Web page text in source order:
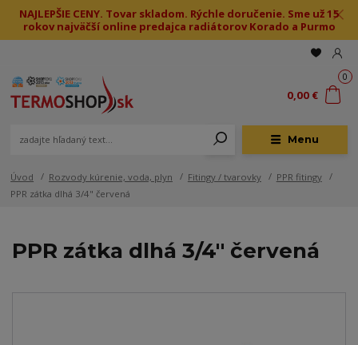
NAJLEPŠIE CENY. Tovar skladom. Rýchle doručenie. Sme už 15
rokov najväčší online predajca radiátorov Korado a Purmo
Menu
0
0,00 €
Úvod Rozvody kúrenie, voda, plyn Fitingy / tvarovky
PPR fitingy
PPR zátka dlhá 3/4" červená
PPR zátka dlhá 3/4" červená